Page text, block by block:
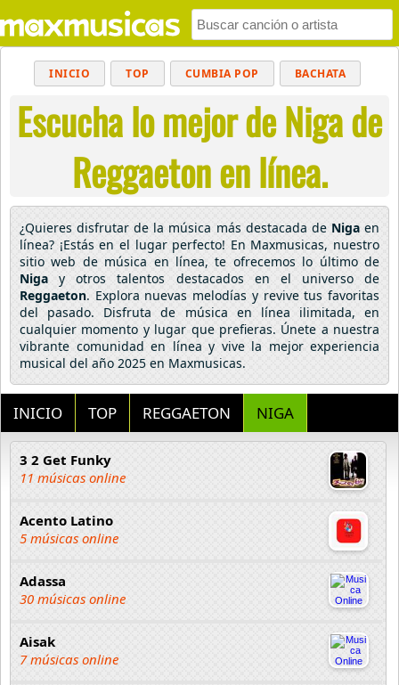
INICIO TOP CUMBIA POP BACHATA
MUSICA CRISTIANA REGGAETON
BALADAS ALTERNATIVO ELECTRÓNICA
CUMBIAS
Escucha lo mejor de Niga de
Reggaeton en línea.
¿Quieres disfrutar de la música más destacada de Nigaen
línea? ¡Estás en el lugar perfecto! En Maxmusicas, nuestro
sitio web de música en línea, te ofrecemos lo último de
Niga y otros talentos destacados en el universo de
Reggaeton. Explora nuevas melodías y revive tus favoritas
del pasado. Disfruta de música en línea ilimitada, en
cualquier momento y lugar que prefieras. Únete a nuestra
vibrante comunidad en línea y vive la mejor experiencia
musical del año 2025 en Maxmusicas.
INICIO TOP REGGAETON NIGA
3 2 Get Funky
11 músicas online
Acento Latino
5 músicas online
Adassa
30 músicas online
Aisak
7 músicas online